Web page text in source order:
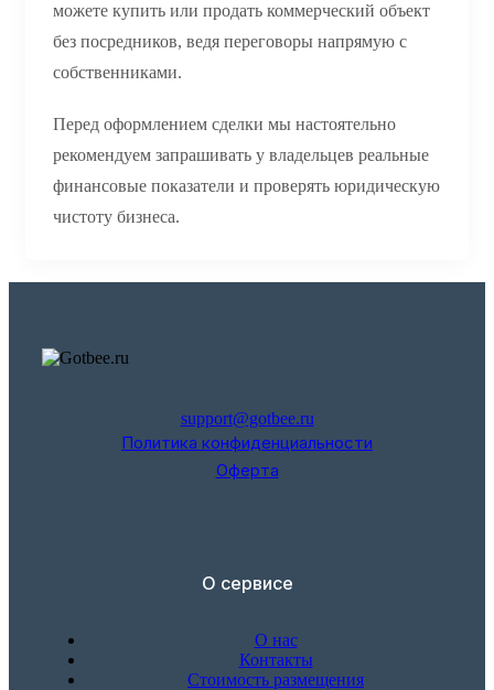
можете купить или продать коммерческий объект
без посредников, ведя переговоры напрямую с
собственниками.
Перед оформлением сделки мы настоятельно
рекомендуем запрашивать у владельцев реальные
финансовые показатели и проверять юридическую
чистоту бизнеса.
support@gotbee.ru
Политика конфиденциальности
Оферта
О сервисе
О нас
Контакты
Стоимость размещения